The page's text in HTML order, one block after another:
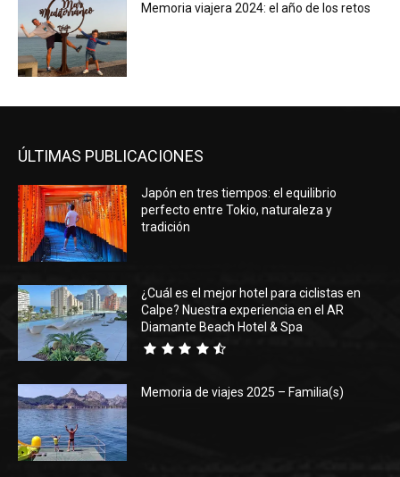
Memoria viajera 2024: el año de los retos
ÚLTIMAS PUBLICACIONES
Japón en tres tiempos: el equilibrio
perfecto entre Tokio, naturaleza y
tradición
¿Cuál es el mejor hotel para ciclistas en
Calpe? Nuestra experiencia en el AR
Diamante Beach Hotel & Spa
Memoria de viajes 2025 – Familia(s)